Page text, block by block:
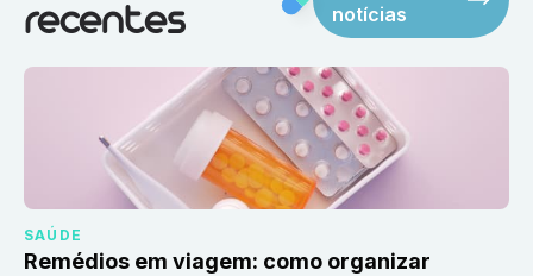
recentes
notícias
SAÚDE
Remédios em viagem: como organizar